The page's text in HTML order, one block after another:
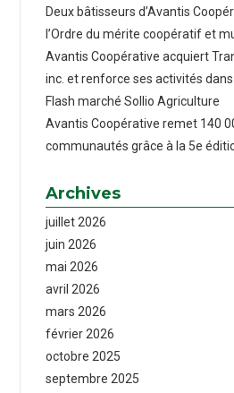
Deux bâtisseurs d’Avantis
l’Ordre du mérite coopératif et
Avantis Coopérative acquiert
inc. et renforce ses activités
Flash marché Sollio Agriculture
Avantis Coopérative remet 140
communautés grâce à la 5e
Archives
juillet 2026
juin 2026
mai 2026
avril 2026
mars 2026
février 2026
octobre 2025
septembre 2025